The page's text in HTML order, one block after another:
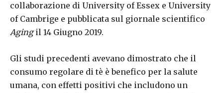
collaborazione di University of Essex e University
of Cambrige e pubblicata sul giornale scientifico
Agingil 14 Giugno 2019.
Gli studi precedenti avevano dimostrato che il
consumo regolare di tè è benefico per la salute
umana, con effetti positivi che includono un